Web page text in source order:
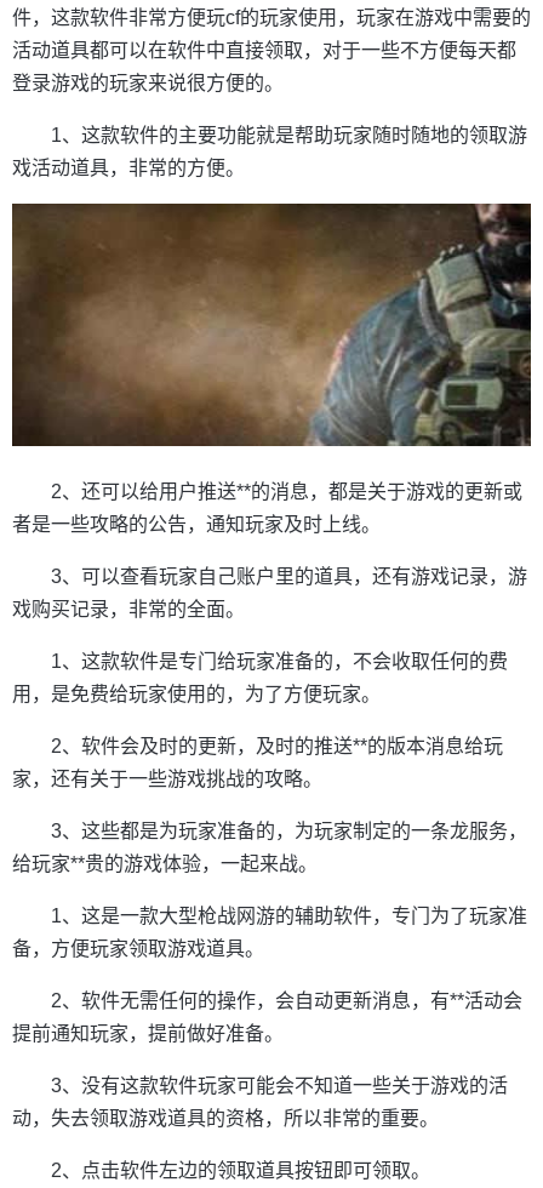
件，这款软件非常方便玩cf的玩家使用，玩家在游戏中需要的
活动道具都可以在软件中直接领取，对于一些不方便每天都
登录游戏的玩家来说很方便的。
1、这款软件的主要功能就是帮助玩家随时随地的领取游
戏活动道具，非常的方便。
2、还可以给用户推送**的消息，都是关于游戏的更新或
者是一些攻略的公告，通知玩家及时上线。
3、可以查看玩家自己账户里的道具，还有游戏记录，游
戏购买记录，非常的全面。
1、这款软件是专门给玩家准备的，不会收取任何的费
用，是免费给玩家使用的，为了方便玩家。
2、软件会及时的更新，及时的推送**的版本消息给玩
家，还有关于一些游戏挑战的攻略。
3、这些都是为玩家准备的，为玩家制定的一条龙服务，
给玩家**贵的游戏体验，一起来战。
1、这是一款大型枪战网游的辅助软件，专门为了玩家准
备，方便玩家领取游戏道具。
2、软件无需任何的操作，会自动更新消息，有**活动会
提前通知玩家，提前做好准备。
3、没有这款软件玩家可能会不知道一些关于游戏的活
动，失去领取游戏道具的资格，所以非常的重要。
2、点击软件左边的领取道具按钮即可领取。